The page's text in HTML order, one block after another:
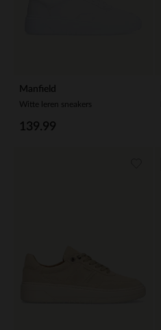
Manfield
Witte leren sneakers
139.99